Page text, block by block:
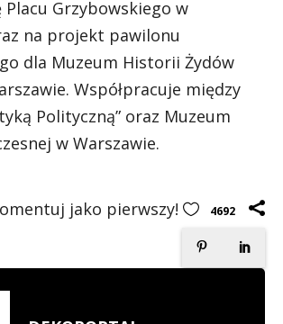
Grzybowskiego w
na projekt pawilonu
dla Muzeum Historii Żydów
Współpracuje między
Polityczną” oraz Muzeum
w Warszawie.
jako pierwszy! 4692